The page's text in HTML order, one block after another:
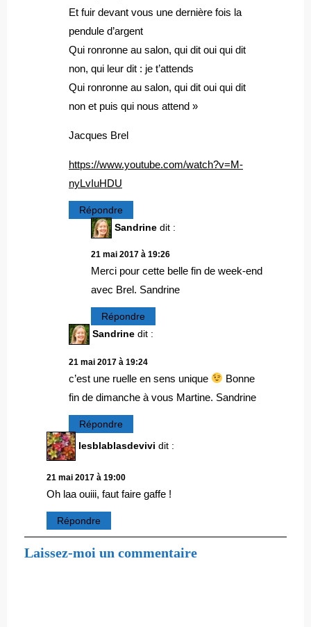
Et fuir devant vous une dernière fois la
pendule d’argent
Qui ronronne au salon, qui dit oui qui dit
non, qui leur dit : je t’attends
Qui ronronne au salon, qui dit oui qui dit
non et puis qui nous attend »
Jacques Brel
https://www.youtube.com/watch?v=M-
nyLvIuHDU
Répondre
Sandrine dit :
21 mai 2017 à 19:26
Merci pour cette belle fin de week-end
avec Brel. Sandrine
Répondre
Sandrine dit :
21 mai 2017 à 19:24
c’est une ruelle en sens unique
Bonne
fin de dimanche à vous Martine. Sandrine
Répondre
lesblablasdevivi dit :
21 mai 2017 à 19:00
Oh laa ouiii, faut faire gaffe !
Répondre
Laissez-moi un commentaire